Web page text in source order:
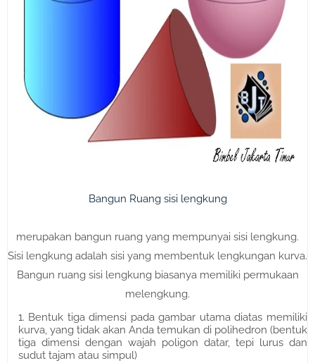
Bangun Ruang sisi lengkung
merupakan bangun ruang yang mempunyai sisi lengkung.
Sisi lengkung adalah sisi yang membentuk lengkungan kurva.
Bangun ruang sisi lengkung biasanya memiliki permukaan
melengkung.
Bentuk tiga dimensi pada gambar utama diatas memiliki
kurva, yang tidak akan Anda temukan di polihedron (bentuk
tiga dimensi dengan wajah poligon datar, tepi lurus dan
sudut tajam atau simpul)